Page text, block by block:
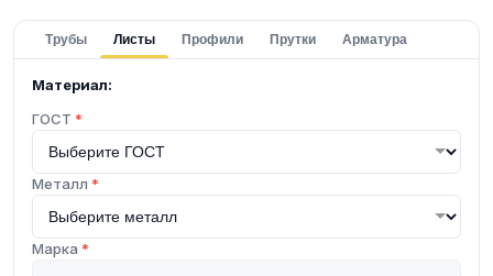
Трубы Листы Профили Прутки Арматура
Материал:
ГОСТ *
Металл *
Марка *